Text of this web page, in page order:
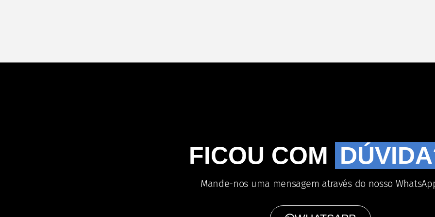
FICOU COM
Mande-nos uma mensagem através do nosso